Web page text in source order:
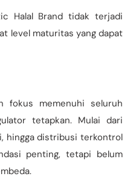
Halal Brand tidak terjadi
level maturitas yang dapat
fokus memenuhi seluruh
tetapkan. Mulai dari
hingga distribusi terkontrol
penting, tetapi belum